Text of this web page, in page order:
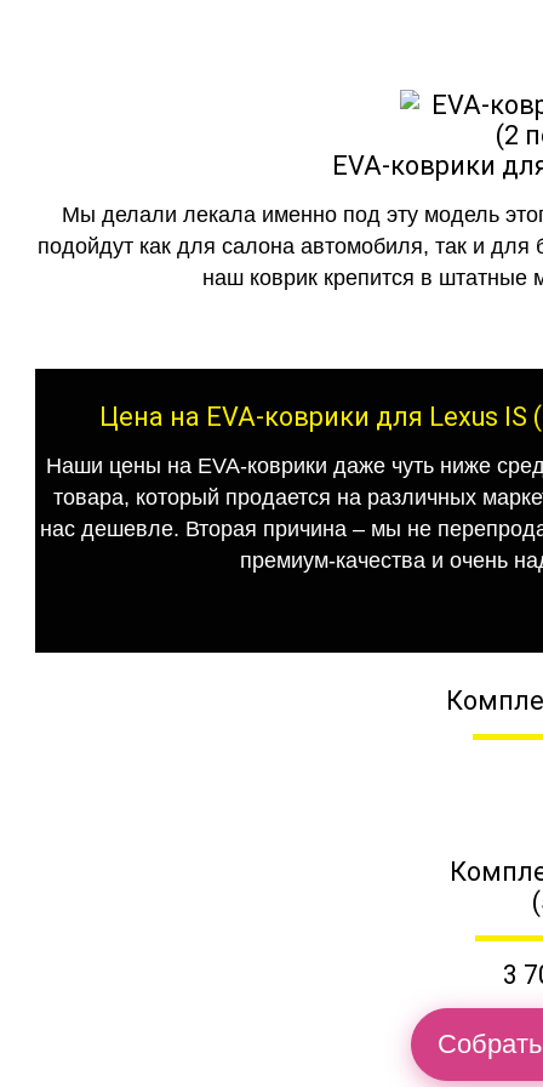
EVA-коврики
Мы делали лекала именно под эту модель
подойдут как для салона автомобиля, так и для
наш коврик крепится в штатные
Цена на EVA-коврики для Lexus
Наши цены на EVA-коврики даже чуть ниже
товара, который продается на различных
нас дешевле. Вторая причина – мы не
премиум-качества и очень
3